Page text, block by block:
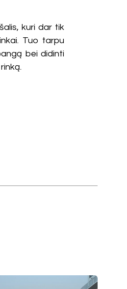
kuri dar tik
Tuo tarpu
bei didinti